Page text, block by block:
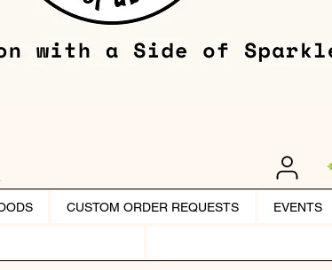
CUSTOM ORDER REQUESTS EVENTS